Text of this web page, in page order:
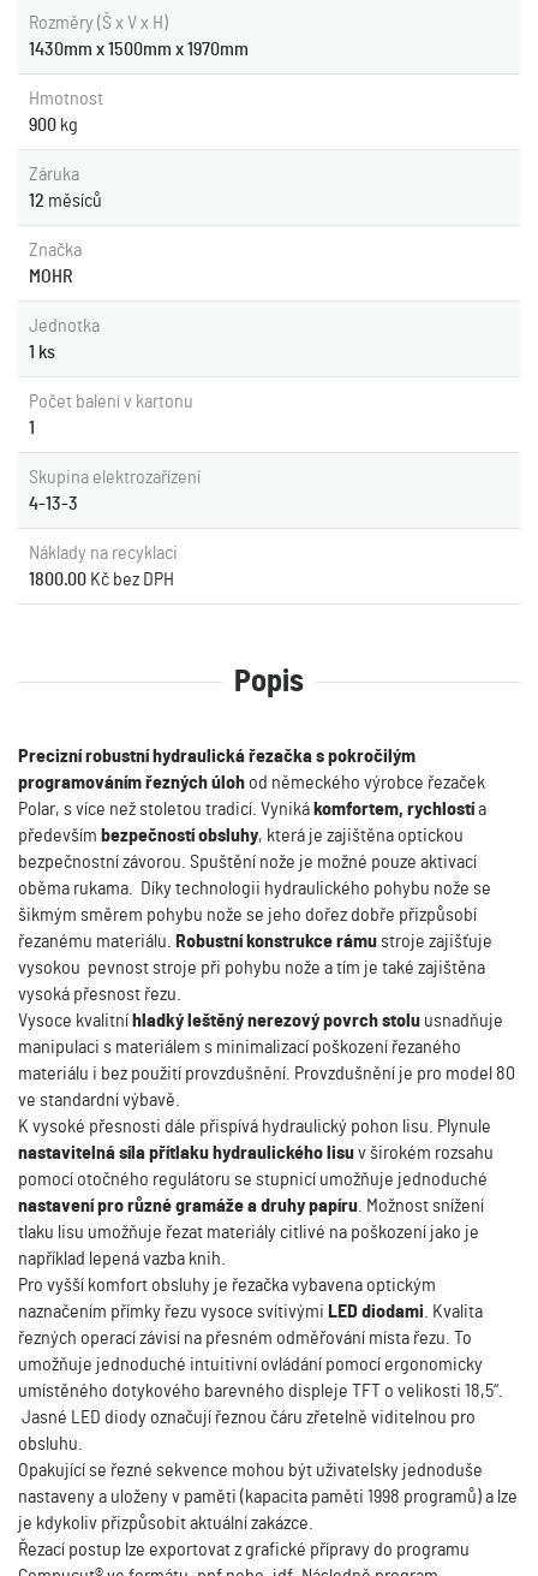
Rozměry (Š x V x H)
1430mm x 1500mm x 1970mm
Hmotnost
900 kg
Záruka
12 měsíců
Značka
MOHR
Jednotka
1 ks
Počet balení v kartonu
1
Skupina elektrozařízení
4-13-3
Náklady na recyklaci
1800.00 Kč bez DPH
Popis
Precizní robustní hydraulická řezačka s pokročilým
programováním řezných úloh od německého výrobce řezaček
Polar, s více než stoletou tradicí. Vyniká komfortem, rychlostía
především bezpečností obsluhy, která je zajištěna optickou
bezpečnostní závorou. Spuštění nože je možné pouze aktivací
oběma rukama. Díky technologii hydraulického pohybu nože se
šikmým směrem pohybu nože se jeho dořez dobře přizpůsobí
řezanému materiálu.
Robustní konstrukce rámustroje zajišťuje
vysokou pevnost stroje při pohybu nože a tím je také zajištěna
vysoká přesnost řezu.
Vysoce kvalitní hladký leštěný nerezový povrch stolu usnadňuje
manipulaci s materiálem s minimalizací poškození řezaného
materiálu i bez použití provzdušnění. Provzdušnění je pro model 80
ve standardní výbavě.
K vysoké přesnosti dále přispívá hydraulický pohon lisu. Plynule
nastavitelná síla přítlaku hydraulického lisuv širokém rozsahu
pomocí otočného regulátoru se stupnicí umožňuje jednoduché
nastavení pro různé gramáže a druhy papíru . Možnost snížení
tlaku lisu umožňuje řezat materiály citlivé na poškození jako je
například lepená vazba knih.
Pro vyšší komfort obsluhy je řezačka vybavena optickým
naznačením přímky řezu vysoce svítivými LED diodami . Kvalita
řezných operací závisí na přesném odměřování místa řezu. To
umožňuje jednoduché intuitivní ovládání pomocí ergonomicky
umístěného dotykového barevného displeje TFT o velikosti 18,5“.
Jasné LED diody označují řeznou čáru zřetelně viditelnou pro
obsluhu.
Opakující se řezné sekvence mohou být uživatelsky jednoduše
nastaveny a uloženy v paměti (kapacita paměti 1998 programů) a lze
je kdykoliv přizpůsobit aktuální zakázce.
Řezací postup lze exportovat z grafické přípravy do programu